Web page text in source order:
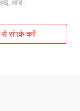
आदि।
संपर्क करें